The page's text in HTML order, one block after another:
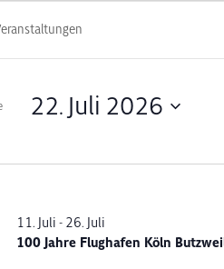
22. Juli 2026
100 Jahre Flughafen Köln
11. Juli - 26. Juli